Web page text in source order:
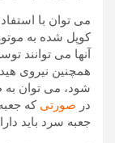
می توان با
کوپل شده به
آنها می توانند
همچنین نیروی
شود، می توان
در صورتی که
جعبه سرد باید